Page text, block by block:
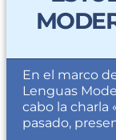
En el marco
Lenguas
cabo la charla
pasado,